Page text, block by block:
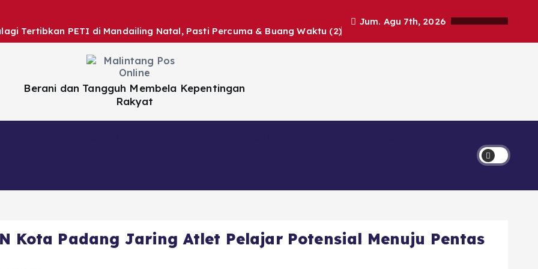
Tertibkan PETI di Mandailing Natal, Pasti Percuma & Buang Waktu (2)
Jum. Agu 7th, 2026
Berani dan Tangguh Membela Kepentingan
Rakyat
Kota Padang Jaring Atlet Pelajar Potensial Menuju Pentas